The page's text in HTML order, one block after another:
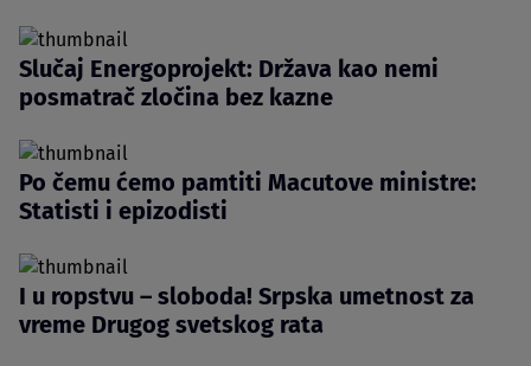
Slučaj Energoprojekt: Država kao nemi
posmatrač zločina bez kazne
Po čemu ćemo pamtiti Macutove ministre:
Statisti i epizodisti
I u ropstvu – sloboda! Srpska umetnost za
vreme Drugog svetskog rata